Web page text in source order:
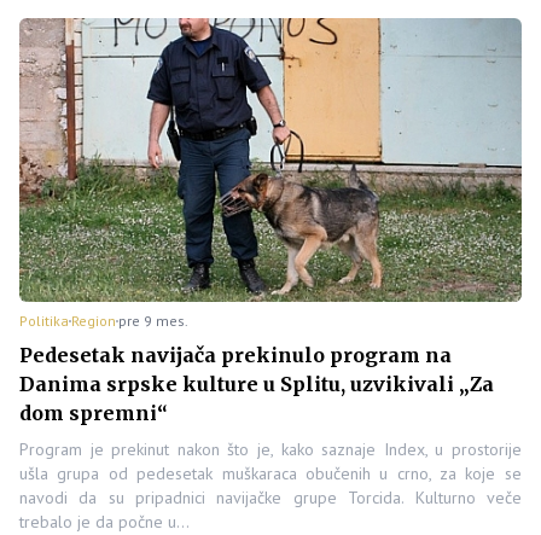
Politika Region pre 9 mes.
Pedesetak navijača prekinulo program na
Danima srpske kulture u Splitu, uzvikivali „Za
dom spremni“
Program je prekinut nakon što je, kako saznaje Index, u prostorije
ušla grupa od pedesetak muškaraca obučenih u crno, za koje se
navodi da su pripadnici navijačke grupe Torcida. Kulturno veče
trebalo je da počne u…